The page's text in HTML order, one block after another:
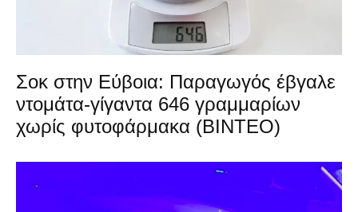
Σοκ στην Εύβοια: Παραγωγός έβγαλε
ντομάτα-γίγαντα 646 γραμμαρίων
χωρίς φυτοφάρμακα (ΒΙΝΤΕΟ)